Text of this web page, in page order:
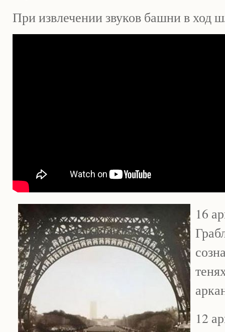
При извлечении звуков башни в ход
16
12